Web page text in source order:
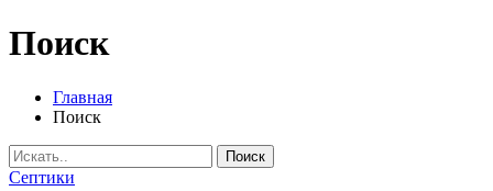
Поиск
Главная
Поиск
Search
for:
Септики